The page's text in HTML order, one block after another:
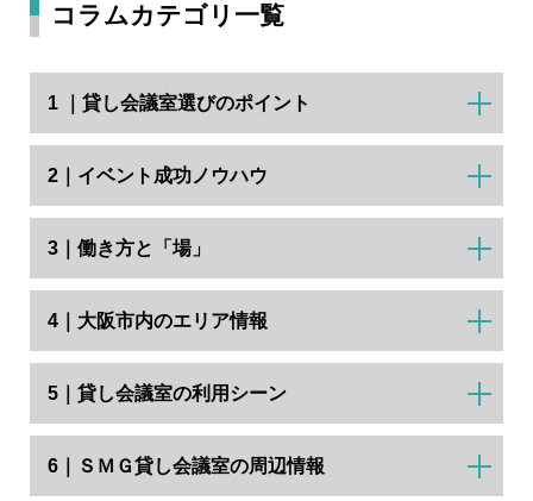
コラムカテゴリ一覧
1 ｜貸し会議室選びのポイント
2｜イベント成功ノウハウ
3｜働き方と「場」
4｜大阪市内のエリア情報
5｜貸し会議室の利用シーン
6｜ＳＭＧ貸し会議室の周辺情報